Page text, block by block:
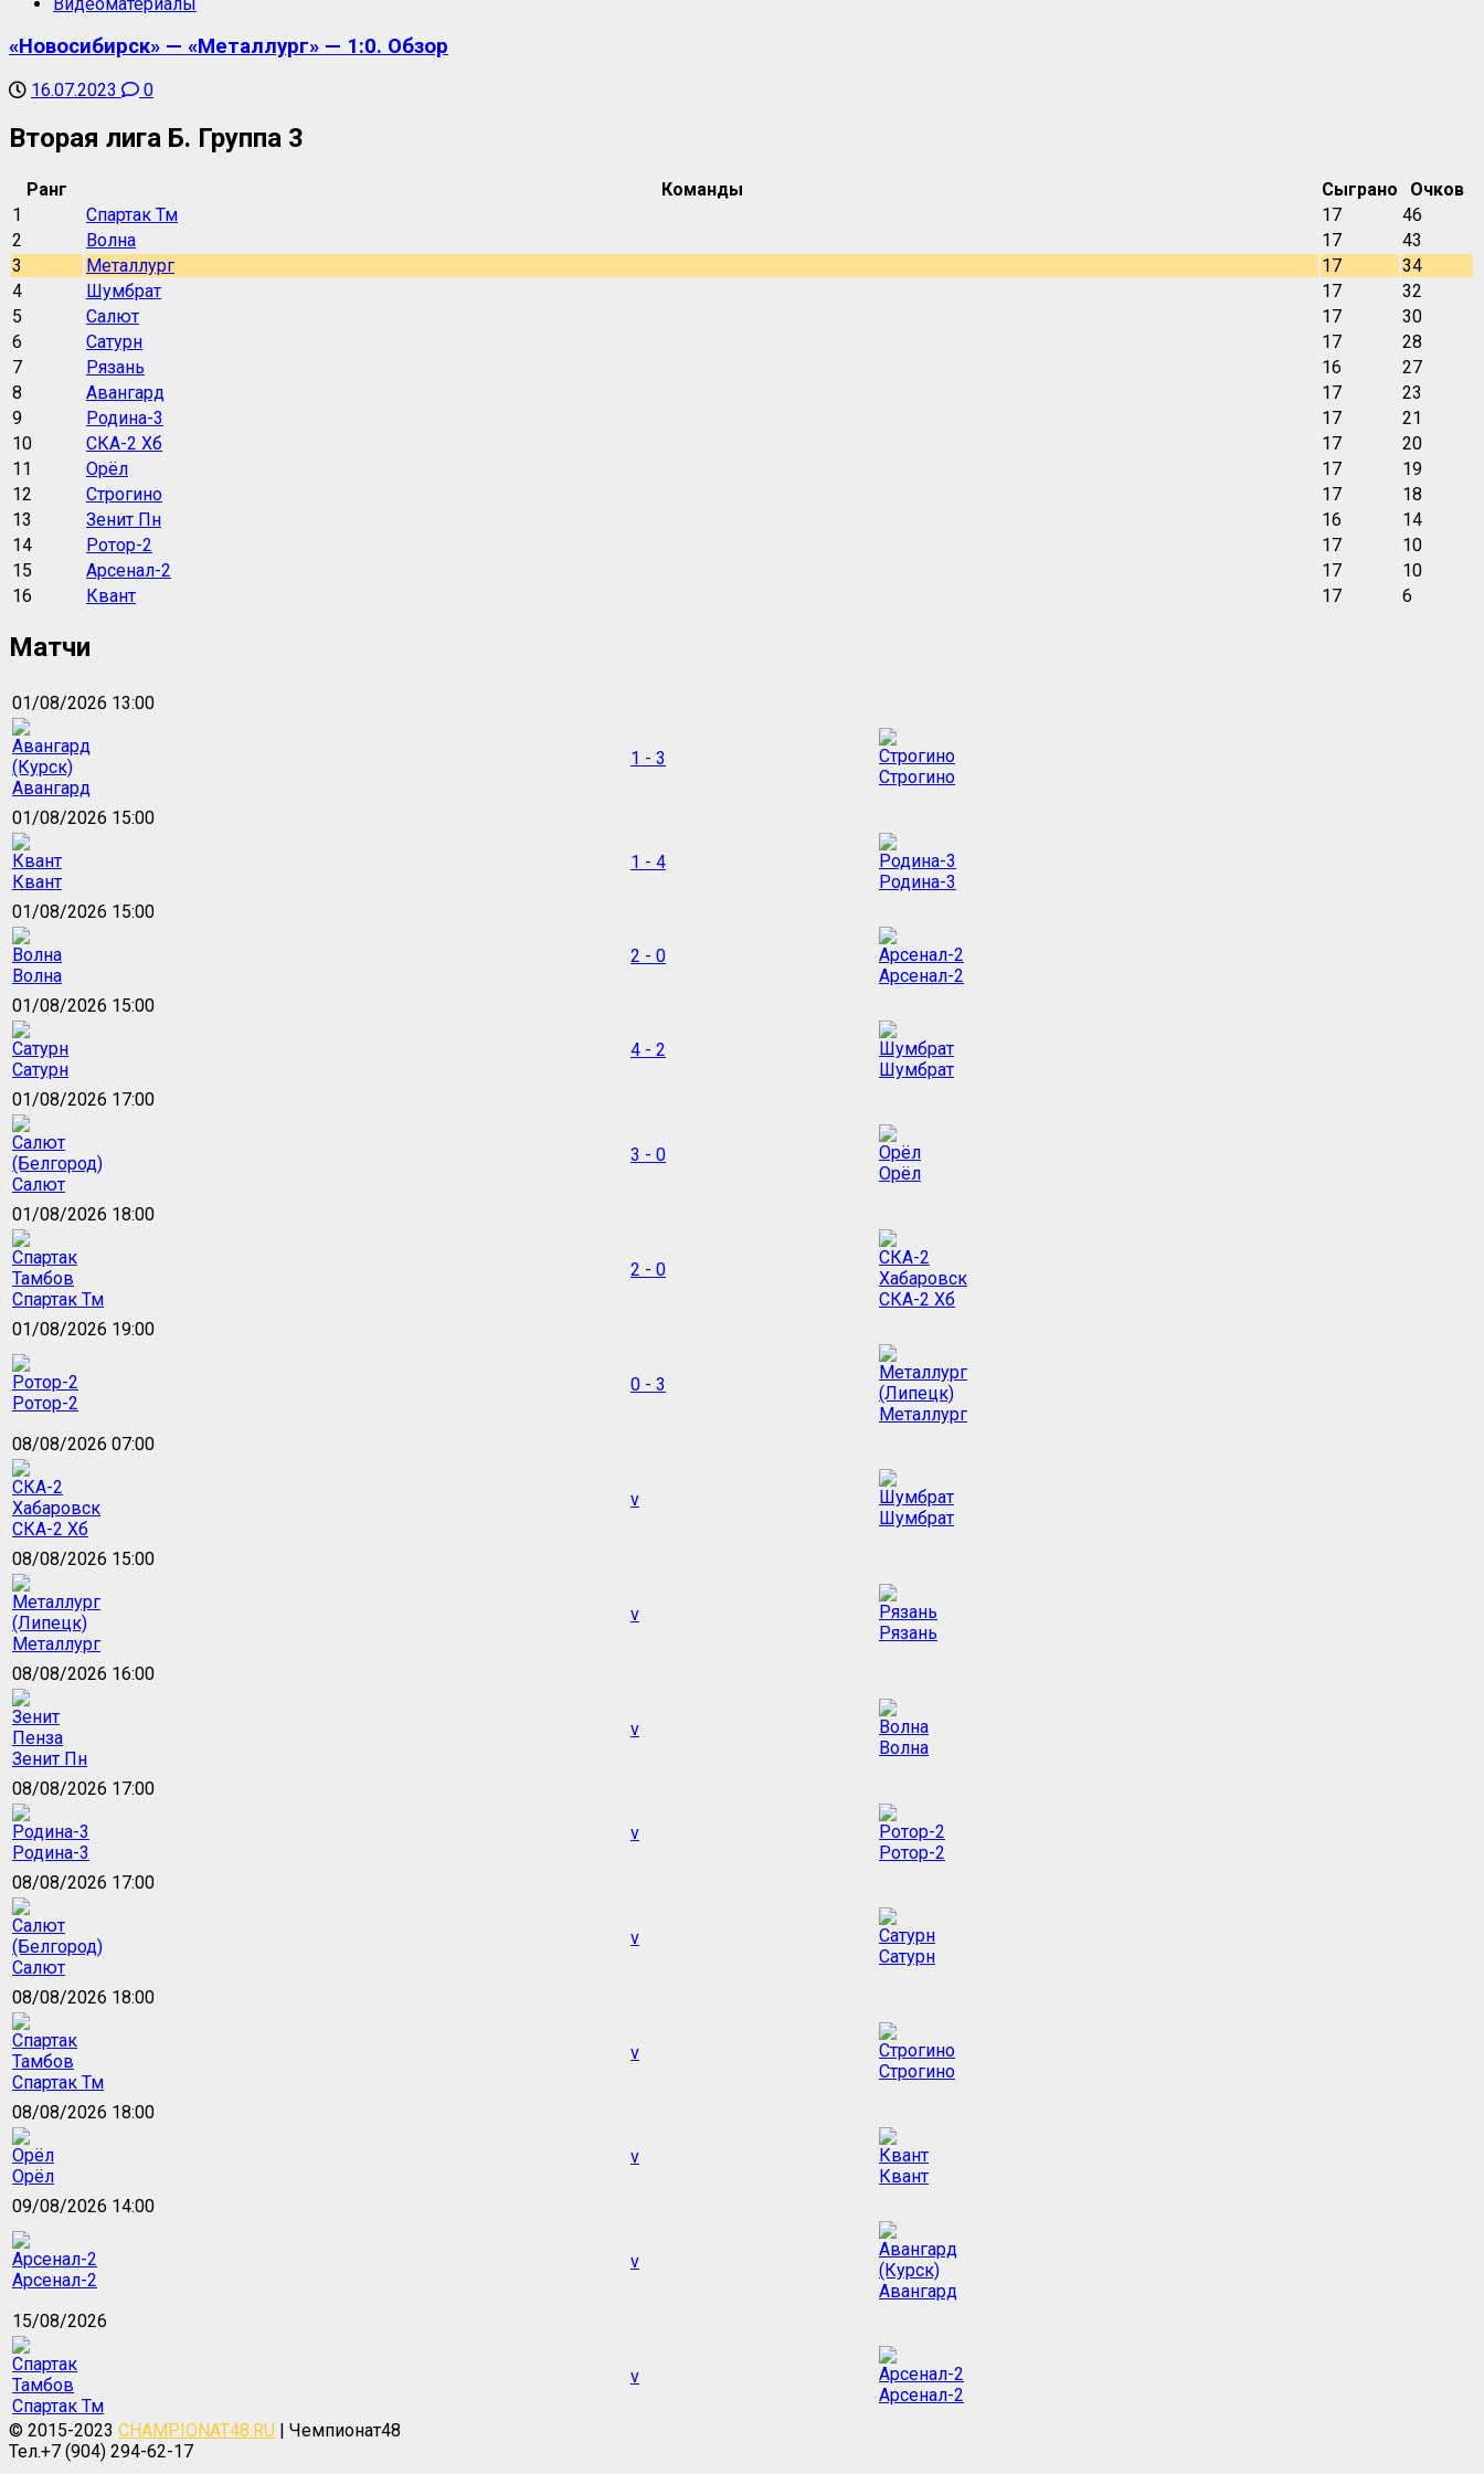
«Новосибирск» — «Металлург» — 1:0. Обзор
16.07.2023 0
Вторая лига Б. Группа 3
Ранг Команды Сыграно
Очков
1
Спартак Тм 17
46
2
Волна 17
43
3
Металлург 17
34
4
Шумбрат 17
32
5
Салют 17
30
6
Сатурн 17
28
7
Рязань 16
27
8
Авангард 17
23
9
Родина-3 17
21
10
СКА-2 Хб 17
20
11
Орёл 17
19
12
Строгино 17
18
13
Зенит Пн 16
14
14
Ротор-2 17
10
15
Арсенал-2 17
10
16
Квант 17 6
Матчи
01/08/2026 13:00
Авангард
1 - 3
Строгино
01/08/2026 15:00
Квант
1 - 4
Родина-3
01/08/2026 15:00
Волна
2 - 0
Арсенал-2
01/08/2026 15:00
Сатурн
4 - 2
Шумбрат
01/08/2026 17:00
Салют
3 - 0
Орёл
01/08/2026 18:00
Спартак Тм
2 - 0
СКА-2 Хб
01/08/2026 19:00
Ротор-2
0 - 3
Металлург
08/08/2026 07:00
СКА-2 Хб
v
Шумбрат
08/08/2026 15:00
Металлург
v
Рязань
08/08/2026 16:00
Зенит Пн
v
Волна
08/08/2026 17:00
Родина-3
v
Ротор-2
08/08/2026 17:00
Салют
v
Сатурн
08/08/2026 18:00
Спартак Тм
v
Строгино
08/08/2026 18:00
Орёл
v
Квант
09/08/2026 14:00
Арсенал-2
v
Авангард
15/08/2026
Спартак Тм
v
Арсенал-2
© 2015-2023 CHAMPIONAT48.RU | Чемпионат48
Тел.+7 (904) 294-62-17